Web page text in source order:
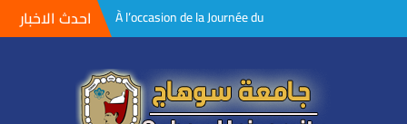
احدث الاخبار
4 façons de prévenir
l’hystérectomie. » Mémoire
d’obstétrique et de femmes,
Université Sohag
Ouvrir la porte à la